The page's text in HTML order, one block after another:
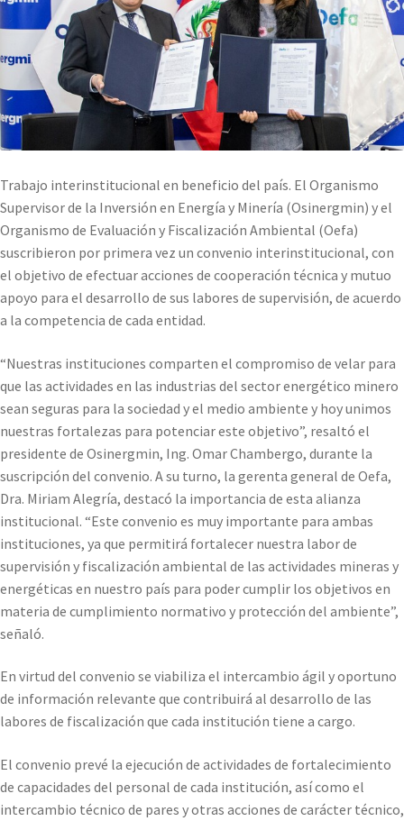
Trabajo interinstitucional en beneficio del país. El Organismo
Supervisor de la Inversión en Energía y Minería (Osinergmin) y el
Organismo de Evaluación y Fiscalización Ambiental (Oefa)
suscribieron por primera vez un convenio interinstitucional, con
el objetivo de efectuar acciones de cooperación técnica y mutuo
apoyo para el desarrollo de sus labores de supervisión, de acuerdo
a la competencia de cada entidad.
“Nuestras instituciones comparten el compromiso de velar para
que las actividades en las industrias del sector energético minero
sean seguras para la sociedad y el medio ambiente y hoy unimos
nuestras fortalezas para potenciar este objetivo”, resaltó el
presidente de Osinergmin, Ing. Omar Chambergo, durante la
suscripción del convenio. A su turno, la gerenta general de Oefa,
Dra. Miriam Alegría, destacó la importancia de esta alianza
institucional. “Este convenio es muy importante para ambas
instituciones, ya que permitirá fortalecer nuestra labor de
supervisión y fiscalización ambiental de las actividades mineras y
energéticas en nuestro país para poder cumplir los objetivos en
materia de cumplimiento normativo y protección del ambiente”,
señaló.
En virtud del convenio se viabiliza el intercambio ágil y oportuno
de información relevante que contribuirá al desarrollo de las
labores de fiscalización que cada institución tiene a cargo.
El convenio prevé la ejecución de actividades de fortalecimiento
de capacidades del personal de cada institución, así como el
intercambio técnico de pares y otras acciones de carácter técnico,